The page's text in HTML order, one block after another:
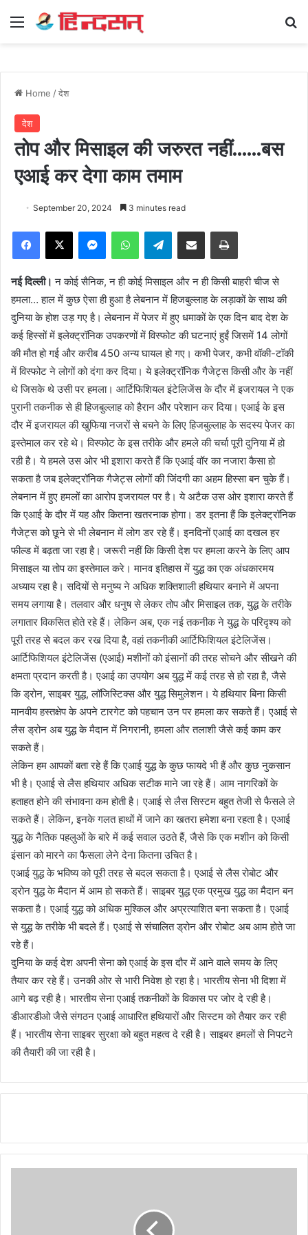
Menu
Home /देश
देश
तोप और मिसाइल की जरुरत नहीं……बस
एआई कर देगा काम तमाम
September 20, 2024 3 minutes read
Facebook
X MessengerWhatsAppTelegramShare via Email Print
नई दिल्ली।न कोई सैनिक, न ही कोई मिसाइल और न ही किसी बाहरी चीज से
हमला… हाल में कुछ ऐसा ही हुआ है लेबनान में हिजबुल्लाह के लड़ाकों के साथ की
दुनिया के होश उड़ गए है। लेबनान में पेजर में हुए धमाकों के एक दिन बाद देश के
कई हिस्सों में इलेक्ट्रॉनिक उपकरणों में विस्फोट की घटनाएं हुईं जिसमें 14 लोगों
की मौत हो गई और करीब 450 अन्य घायल हो गए। कभी पेजर, कभी वॉकी-टॉकी
में विस्फोट ने लोगों को दंगा कर दिया। ये इलेक्ट्रॉनिक गैजेट्स किसी और के नहीं
थे जिसके थे उसी पर हमला। आर्टिफिशियल इंटेलिजेंस के दौर में इजरायल ने एक
पुरानी तकनीक से ही हिजबुल्लाह को हैरान और परेशान कर दिया। एआई के इस
दौर में इजरायल की खुफिया नजरों से बचने के लिए हिजबुल्लाह के सदस्य पेजर का
इस्तेमाल कर रहे थे। विस्फोट के इस तरीके और हमले की चर्चा पूरी दुनिया में हो
रही है। ये हमले उस ओर भी इशारा करते हैं कि एआई वॉर का नजारा कैसा हो
सकता है जब इलेक्ट्रॉनिक गैजेट्स लोगों की जिंदगी का अहम हिस्सा बन चुके हैं।
लेबनान में हुए हमलों का आरोप इजरायल पर है। ये अटैक उस ओर इशारा करते हैं
कि एआई के दौर में यह और कितना खतरनाक होगा। डर इतना हैं कि इलेक्ट्रॉनिक
गैजेट्स को छूने से भी लेबनान में लोग डर रहे हैं। इनदिनों एआई का दखल हर
फील्ड में बढ़ता जा रहा है। जरूरी नहीं कि किसी देश पर हमला करने के लिए आप
मिसाइल या तोप का इस्तेमाल करे। मानव इतिहास में युद्ध का एक अंधकारमय
अध्याय रहा है। सदियों से मनुष्य ने अधिक शक्तिशाली हथियार बनाने में अपना
समय लगाया है। तलवार और धनुष से लेकर तोप और मिसाइल तक, युद्ध के तरीके
लगातार विकसित होते रहे हैं। लेकिन अब, एक नई तकनीक ने युद्ध के परिदृश्य को
पूरी तरह से बदल कर रख दिया है, वहां तकनीकी आर्टिफिशियल इंटेलिजेंस।
आर्टिफिशियल इंटेलिजेंस (एआई) मशीनों को इंसानों की तरह सोचने और सीखने की
क्षमता प्रदान करती है। एआई का उपयोग अब युद्ध में कई तरह से हो रहा है, जैसे
कि ड्रोन, साइबर युद्ध, लॉजिस्टिक्स और युद्ध सिमुलेशन। ये हथियार बिना किसी
मानवीय हस्तक्षेप के अपने टारगेट को पहचान उन पर हमला कर सकते हैं। एआई से
लैस ड्रोन अब युद्ध के मैदान में निगरानी, हमला और तलाशी जैसे कई काम कर
सकते हैं।
लेकिन हम आपकों बता रहे हैं कि एआई युद्ध के कुछ फायदे भी हैं और कुछ नुकसान
भी है। एआई से लैस हथियार अधिक सटीक माने जा रहे हैं। आम नागरिकों के
हताहत होने की संभावना कम होती है। एआई से लैस सिस्टम बहुत तेजी से फैसले ले
सकते हैं। लेकिन, इनके गलत हाथों में जाने का खतरा हमेशा बना रहता है। एआई
युद्ध के नैतिक पहलुओं के बारे में कई सवाल उठते हैं, जैसे कि एक मशीन को किसी
इंसान को मारने का फैसला लेने देना कितना उचित है।
एआई युद्ध के भविष्य को पूरी तरह से बदल सकता है। एआई से लैस रोबोट और
ड्रोन युद्ध के मैदान में आम हो सकते हैं। साइबर युद्ध एक प्रमुख युद्ध का मैदान बन
सकता है। एआई युद्ध को अधिक मुश्किल और अप्रत्याशित बना सकता है। एआई
से युद्ध के तरीके भी बदले हैं। एआई से संचालित ड्रोन और रोबोट अब आम होते जा
रहे हैं।
दुनिया के कई देश अपनी सेना को एआई के इस दौर में आने वाले समय के लिए
तैयार कर रहे हैं। उनकी ओर से भारी निवेश हो रहा है। भारतीय सेना भी दिशा में
आगे बढ़ रही है। भारतीय सेना एआई तकनीकों के विकास पर जोर दे रही है।
डीआरडीओ जैसे संगठन एआई आधारित हथियारों और सिस्टम को तैयार कर रही
हैं। भारतीय सेना साइबर सुरक्षा को बहुत महत्व दे रही है। साइबर हमलों से निपटने
की तैयारी की जा रही है।